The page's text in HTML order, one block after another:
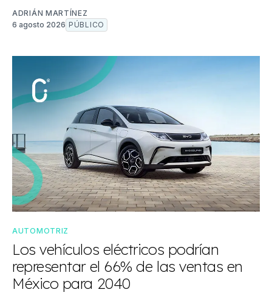
ADRIÁN MARTÍNEZ
6 agosto 2026 PÚBLICO
AUTOMOTRIZ
Los vehículos eléctricos podrían
representar el 66% de las ventas en
México para 2040